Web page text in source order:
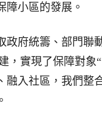
障小區的發展。
府統籌、部門聯
，實現了保障對
融入社區，我們整